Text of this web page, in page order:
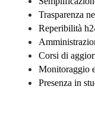
Trasparenza
Reperibilità
Corsi di
Monitoraggio
Presenza in